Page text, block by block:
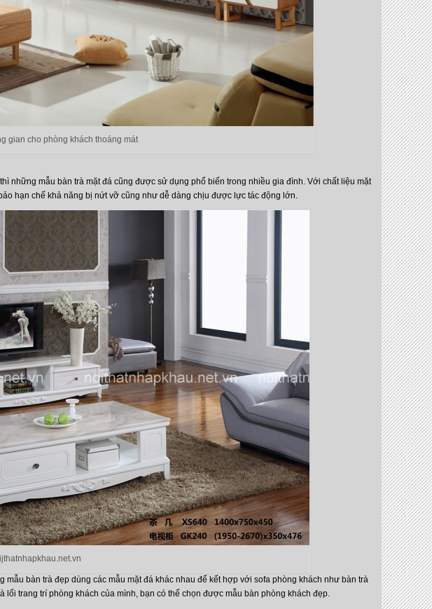
gian cho phòng khách thoáng mát
những mẫu bàn trà mặt đá cũng được sử dụng phổ biến trong nhiều gia đình. Với chất liệu mặt
hạn chế khả năng bị nứt vỡ cũng như dễ dàng chịu được lực tác động lớn.
mẫu bàn trà đẹp dùng các mẫu mặt đá khác nhau để kết hợp với sofa phòng khách như bàn trà
lối trang trí phòng khách của mình, bạn có thể chọn được mẫu bàn phòng khách đẹp.